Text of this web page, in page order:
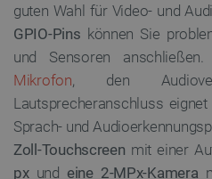
guten Wahl für Video- und
GPIO-Pins können Sie
und Sensoren
Mikrofon, den
Lautsprecheranschluss
Sprach- und
Zoll-Touchscreen mit einer
pxund eine 2-MPx-Kamera